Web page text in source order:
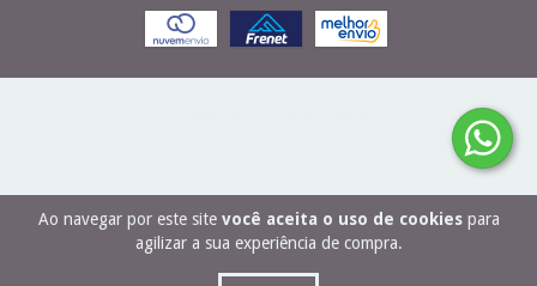
Ao navegar por este site você aceita o uso de cookiespara
agilizar a sua experiência de compra.
COPYRIGHT KAUSBEN - 27506989000166 - 2026. TODOS OS DIREITOS